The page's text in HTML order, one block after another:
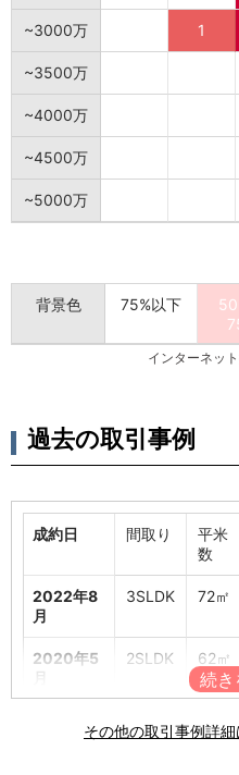
~3000万 1
~3500万
~4000万
~4500万
~5000万
背景色 75%以下
50
インターネッ
過去の取引事例
成約日 間取り
平米
数
2022年8
月
3SLDK 72㎡
2020年5
月
2SLDK 62㎡
60㎡
その他の取引事例詳細